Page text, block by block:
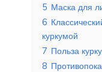
5 Маска для
6
куркумой
7 Польза
8